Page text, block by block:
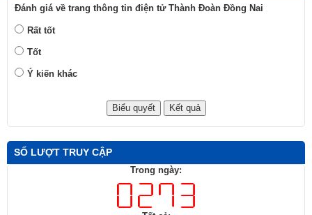
Đánh giá về trang thông tin điện tử Thành Đoàn Đồng Nai
Rất tốt
Tốt
Ý kiến khác
SỐ LƯỢT TRUY CẬP
Trong ngày: